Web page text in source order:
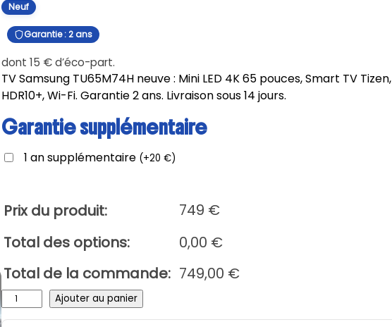
Neuf
Garantie : 2 ans
dont 15 €d’éco-part.
TV Samsung TU65M74H neuve : Mini LED 4K 65 pouces, Smart TV Tizen,
HDR10+, Wi-Fi. Garantie 2 ans. Livraison sous 14 jours.
Garantie supplémentaire
1 an supplémentaire (+20 €)
Prix du produit: 749 €
Total des options:
0,00 €
Total de la commande: 749,00 €
q
u
Ajouter au panier